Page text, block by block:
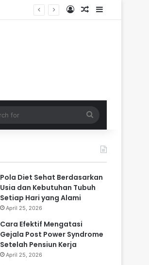
Log InRandom Article
Sidebar
for
Pola Diet Sehat Berdasarkan
Usia dan Kebutuhan Tubuh
Setiap Hari yang Alami
April 25, 2026
Cara Efektif Mengatasi
Gejala Post Power Syndrome
Setelah Pensiun Kerja
April 25, 2026